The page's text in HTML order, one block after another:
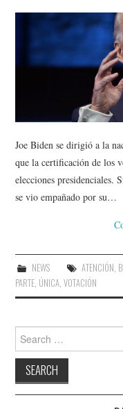
Joe Biden se dirigió a la
que la certificación de los
elecciones presidenciales.
se vio empañado por su…
NEWS ATENCIÓN,
PARTE, ÚNICA,VOTACIÓN
Search
for: